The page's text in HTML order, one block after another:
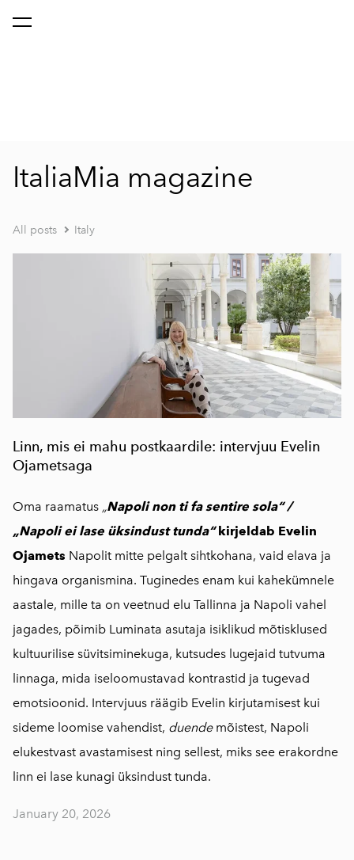
ItaliaMia magazine
All posts Italy
Linn, mis ei mahu postkaardile: intervjuu Evelin
Ojametsaga
Oma raamatus „Napoli non ti fa sentire sola“ /
„Napoli ei lase üksindust tunda“kirjeldab Evelin
Ojamets Napolit mitte pelgalt sihtkohana, vaid elava ja
hingava organismina. Tuginedes enam kui kahekümnele
aastale, mille ta on veetnud elu Tallinna ja Napoli vahel
jagades, põimib Luminata asutaja isiklikud mõtisklused
kultuurilise süvitsiminekuga, kutsudes lugejaid tutvuma
linnaga, mida iseloomustavad kontrastid ja tugevad
emotsioonid. Intervjuus räägib Evelin kirjutamisest kui
sideme loomise vahendist, duendemõistest, Napoli
elukestvast avastamisest ning sellest, miks see erakordne
linn ei lase kunagi üksindust tunda.
January 20, 2026